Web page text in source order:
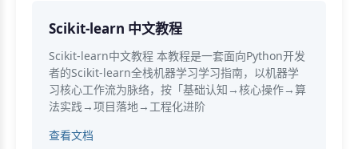
Scikit-learn 中文教程
Scikit-learn中文教程 本教程是一套面向Python开发
者的Scikit-learn全栈机器学习学习指南，以机器学
习核心工作流为脉络，按「基础认知→核心操作→算
法实践→项目落地→工程化进阶
查看文档